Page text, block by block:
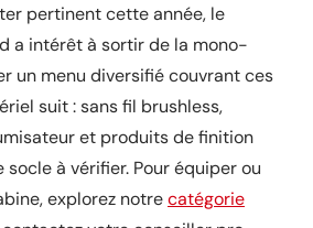
pertinent cette année, le
a intérêt à sortir de la mono-
un menu diversifié couvrant ces
suit : sans fil brushless,
et produits de finition
à vérifier. Pour équiper ou
explorez notrecatégorie